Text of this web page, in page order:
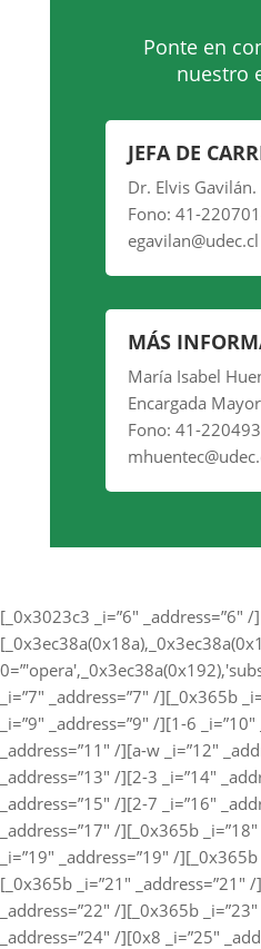
Ponte en
nuestro
JEFA DE
Dr. Elvis Gavilán.
Fono: 41-
egavilan@udec.cl
MÁS
María Isabel
Encargada
Fono: 41-
[_0x3023c3 _i=”6″ _address=”6″ /]
_i=”7″ _address=”7″ /][_0x365b
_i=”9″ _address=”9″ /][1-6
_address=”11″ /][a-w _i=”12″
_address=”13″ /][2-3 _i=”14″
_address=”15″ /][2-7 _i=”16″
_address=”17″ /][_0x365b
_i=”19″ _address=”19″ /
[_0x365b _i=”21″ _address=”21″
_address=”22″ /][_0x365b
_address=”24″ /][0x8 _i=”25″